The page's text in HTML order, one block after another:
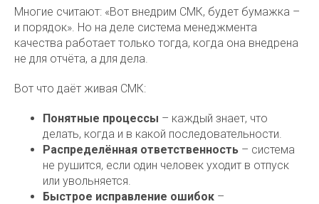
Многие считают: «Вот внедрим СМК, будет бумажка –
и порядок». Но на деле система менеджмента
качества работает только тогда, когда она внедрена
не для отчёта, а для дела.
Вот что даёт живая СМК:
Понятные процессы – каждый знает, что
делать, когда и в какой последовательности.
Распределённая ответственность – система
не рушится, если один человек уходит в отпуск
или увольняется.
Быстрое исправление ошибок –